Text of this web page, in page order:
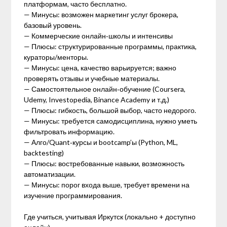
платформам, часто бесплатно.
— Минусы: возможен маркетинг услуг брокера,
базовый уровень.
— Коммерческие онлайн‑школы и интенсивы
— Плюсы: структурированные программы, практика,
кураторы/менторы.
— Минусы: цена, качество варьируется; важно
проверять отзывы и учебные материалы.
— Самостоятельное онлайн‑обучение (Coursera,
Udemy, Investopedia, Binance Academy и т.д.)
— Плюсы: гибкость, большой выбор, часто недорого.
— Минусы: требуется самодисциплина, нужно уметь
фильтровать информацию.
— Алго/Quant‑курсы и bootcamp’ы (Python, ML,
backtesting)
— Плюсы: востребованные навыки, возможность
автоматизации.
— Минусы: порог входа выше, требует времени на
изучение программирования.
Где учиться, учитывая Иркутск (локально + доступно